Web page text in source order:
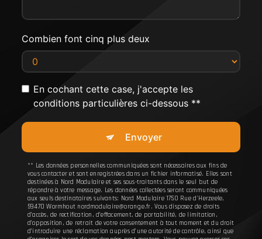
Combien font cinq plus deux
En cochant cette case, j'accepte les
conditions particulières ci-dessous **
Envoyer
** Les données personnelles communiquées sont nécessaires aux fins de
vous contacter et sont enregistrées dans un fichier informatisé. Elles sont
destinées à Nord Modulaire et ses sous-traitants dans le seul but de
répondre à votre message. Les données collectées seront communiquées
aux seuls destinataires suivants: Nord Modulaire 1750 Rue d'Herzeele,
59470 Wormhout nordmodulaire@orange.fr. Vous disposez de droits
d’accès, de rectification, d’effacement, de portabilité, de limitation,
d’opposition, de retrait de votre consentement à tout moment et du droit
d’introduire une réclamation auprès d’une autorité de contrôle, ainsi que